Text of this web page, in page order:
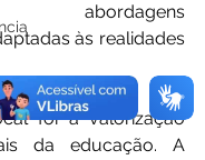
abordagens
às realidades
foi a valorização
da educação. A